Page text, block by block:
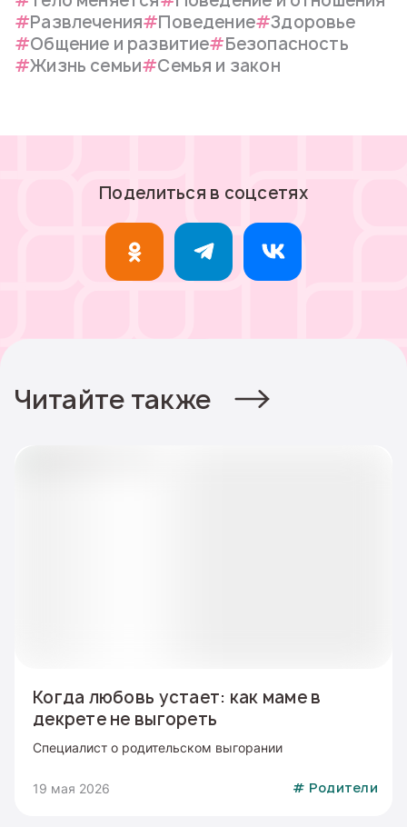
Развлечения
Поведение
Здоровье
Общение и развитие
Безопасность
Жизнь семьи
Семья и закон
Поделиться в соцсетях
Читайте также
Когда любовь устает: как маме в
декрете не выгореть
Специалист о родительском выгорании
19 мая 2026 # Родители